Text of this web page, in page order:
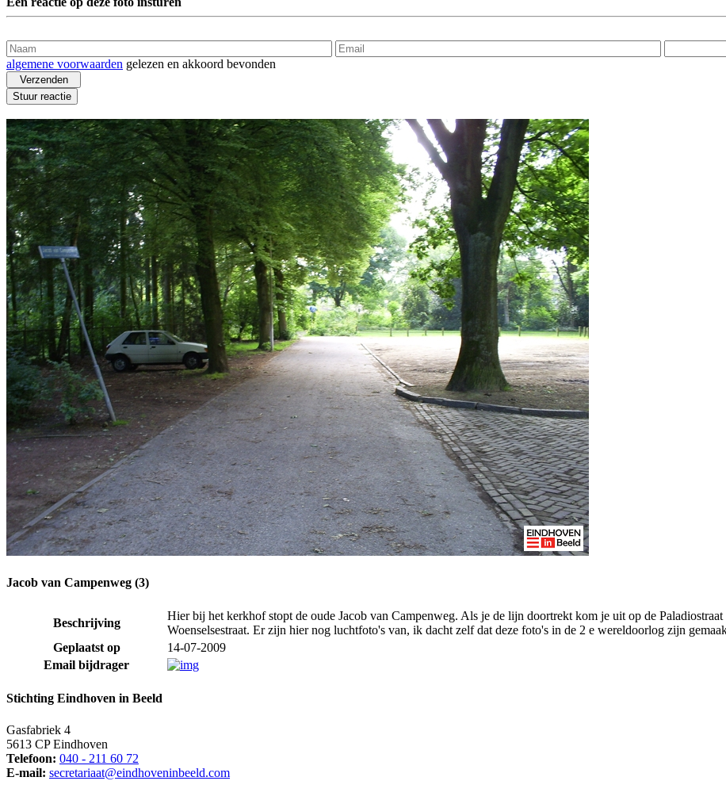
algemene voorwaarden gelezen en akkoord bevonden
Jacob van Campenweg (3)
Beschrijving
Hier bij het kerkhof stopt de oude Jacob van Campenweg. Als je de lijn doortrekt kom je uit op de
Woenselsestraat. Er zijn hier nog luchtfoto's van, ik dacht zelf dat deze foto's in de 2 e wereldoorlog zijn
Geplaatst op
14-07-2009
Email bijdrager
Stichting Eindhoven in Beeld
Gasfabriek 4
5613 CP Eindhoven
Telefoon: 040 - 211 60 72
E-mail: secretariaat@eindhoveninbeeld.com